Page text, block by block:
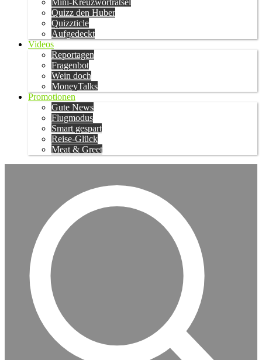
Mini-Kreuzworträtsel
Quizz den Huber
Quizzticle
Aufgedeckt
Videos
Reportagen
Fragenbot
Wein doch
MoneyTalks
Promotionen
Gute News
Flugmodus
Smart gespart
Reise-Glück
Meat & Greet